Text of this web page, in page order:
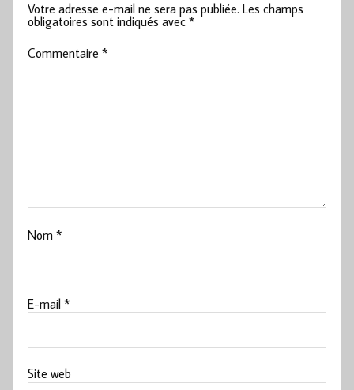
Votre adresse e-mail ne sera pas publiée. Les champs
obligatoires sont indiqués avec*
Commentaire*
Nom*
E-mail*
Site web